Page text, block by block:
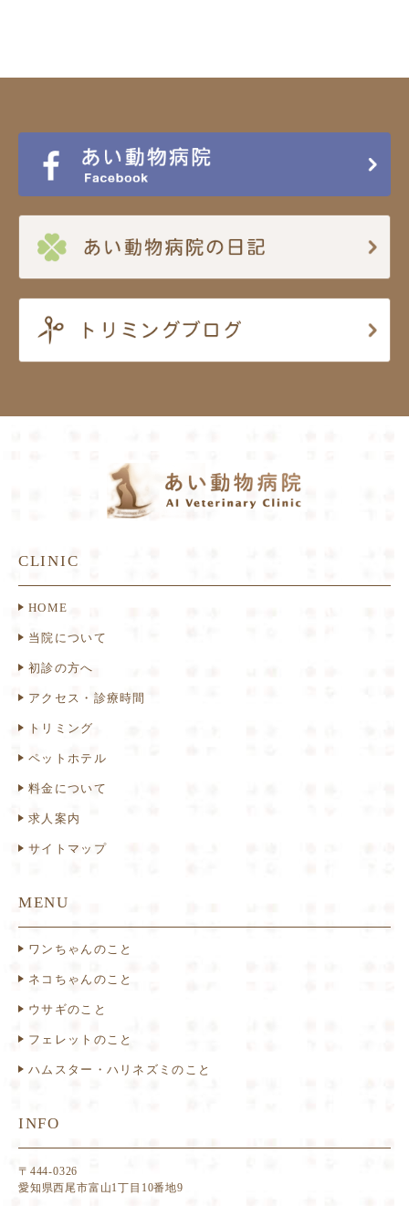
CLINIC
HOME
当院について
初診の方へ
アクセス・診療時間
トリミング
ペットホテル
料金について
求人案内
サイトマップ
MENU
ワンちゃんのこと
ネコちゃんのこと
ウサギのこと
フェレットのこと
ハムスター・ハリネズミのこと
INFO
〒444-0326
愛知県西尾市富山1丁目10番地9